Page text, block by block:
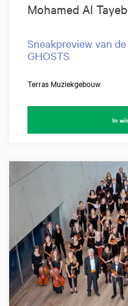
Mohamed Al Tayeb
Sneakpreview van
GHOSTS
Terras Muziekgebouw
In